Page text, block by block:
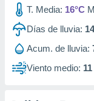
de
T. Media: 16°C
Días de lluvia: 14
Acum. de lluvia:
Viento medio: